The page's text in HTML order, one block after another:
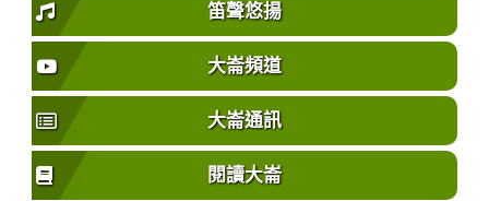
笛聲悠揚
大崙頻道
大崙通訊
閱讀大崙